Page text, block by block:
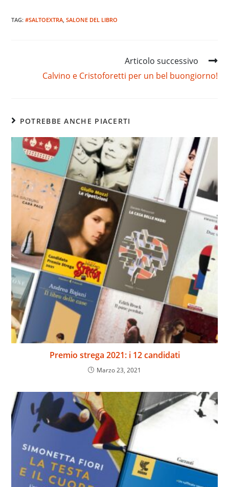
TAG:#SALTOEXTRA, SALONE DEL LIBRO
Articolo successivo
Calvino e Cristoforetti per un bel buongiorno!
POTREBBE ANCHE PIACERTI
Premio strega 2021: i 12 candidati
Marzo 23, 2021